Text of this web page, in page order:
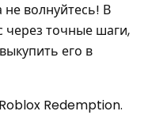
не волнуйтесь! В
через точные шаги,
его в
Redemption.